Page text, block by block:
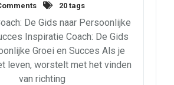
20 tags
De Gids naar Persoonlijke
Inspiratie Coach: De Gids
Groei en Succes Als je
leven, worstelt met het vinden
van richting